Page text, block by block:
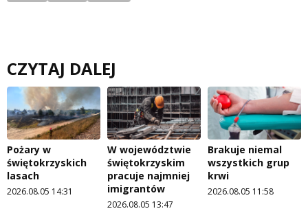
CZYTAJ DALEJ
Pożary w
świętokrzyskich
lasach
2026.08.05 14:31
W województwie
świętokrzyskim
pracuje najmniej
imigrantów
2026.08.05 13:47
Brakuje niemal
wszystkich grup
krwi
2026.08.05 11:58